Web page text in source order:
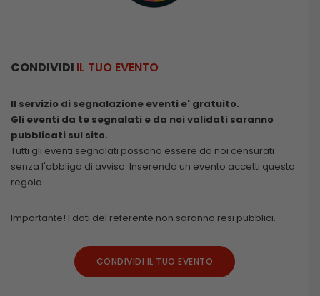
CONDIVIDI IL TUO EVENTO
Il servizio di segnalazione eventi e' gratuito.
Gli eventi da te segnalati e da noi validati saranno
pubblicati sul sito.
Tutti gli eventi segnalati possono essere da noi censurati
senza l'obbligo di avviso. Inserendo un evento accetti questa
regola.
Importante! I dati del referente non saranno resi pubblici.
CONDIVIDI IL TUO EVENTO